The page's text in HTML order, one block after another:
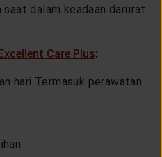
saat dalam keadaan darurat
Care Plus:
hari Termasuk perawatan